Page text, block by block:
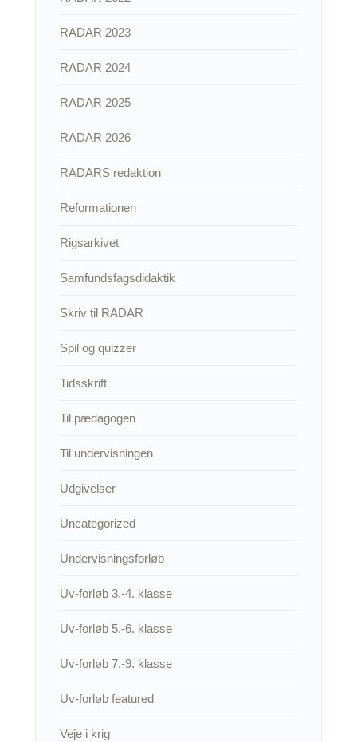
RADAR 2023
RADAR 2024
RADAR 2025
RADAR 2026
RADARS redaktion
Reformationen
Rigsarkivet
Samfundsfagsdidaktik
Skriv til RADAR
Spil og quizzer
Tidsskrift
Til pædagogen
Til undervisningen
Udgivelser
Uncategorized
Undervisningsforløb
Uv-forløb 3.-4. klasse
Uv-forløb 5.-6. klasse
Uv-forløb 7.-9. klasse
Uv-forløb featured
Veje i krig